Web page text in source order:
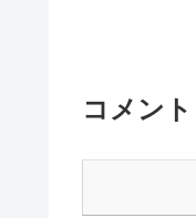
コメント